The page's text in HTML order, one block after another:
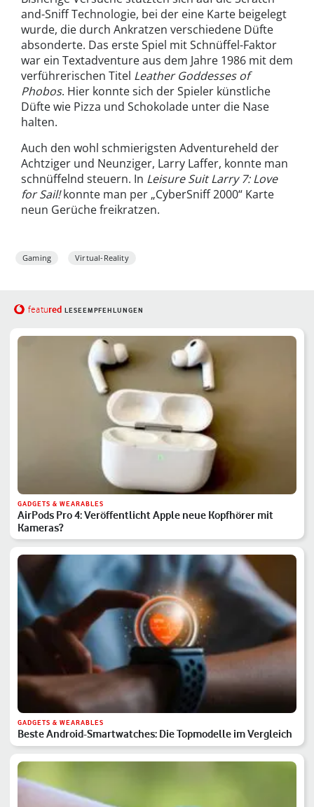
and-Sniff Technologie, bei der eine Karte beigelegt
wurde, die durch Ankratzen verschiedene Düfte
absonderte. Das erste Spiel mit Schnüffel-Faktor
war ein Textadventure aus dem Jahre 1986 mit dem
verführerischen Titel Leather Goddesses of
Phobos. Hier konnte sich der Spieler künstliche
Düfte wie Pizza und Schokolade unter die Nase
halten.
Auch den wohl schmierigsten Adventureheld der
Achtziger und Neunziger, Larry Laffer, konnte man
schnüffelnd steuern. In Leisure Suit Larry 7: Love
for Sail!konnte man per „CyberSniff 2000“ Karte
neun Gerüche freikratzen.
Gaming Virtual-Reality
featured LESEEMPFEHLUNGEN
GADGETS & WEARABLES
AirPods Pro 4: Veröffentlicht Apple neue Kopfhörer mit
Kameras?
GADGETS & WEARABLES
Beste Android-Smartwatches: Die Topmodelle im Vergleich